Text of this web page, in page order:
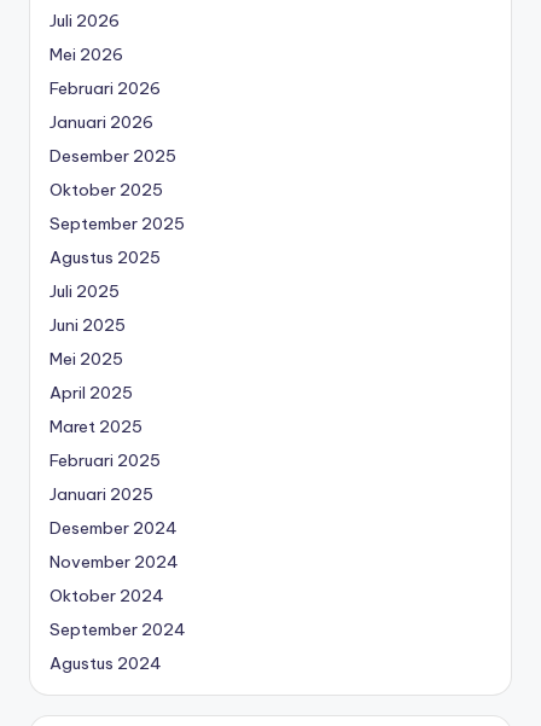
Juli 2026
Mei 2026
Februari 2026
Januari 2026
Desember 2025
Oktober 2025
September 2025
Agustus 2025
Juli 2025
Juni 2025
Mei 2025
April 2025
Maret 2025
Februari 2025
Januari 2025
Desember 2024
November 2024
Oktober 2024
September 2024
Agustus 2024